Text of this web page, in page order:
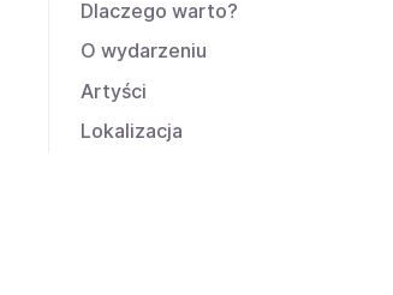
Dlaczego warto?
O wydarzeniu
Artyści
Lokalizacja